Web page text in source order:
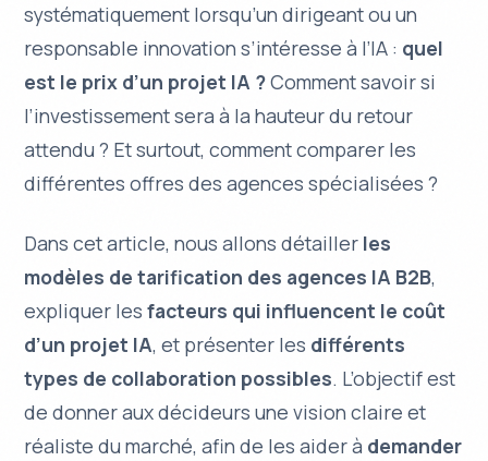
systématiquement lorsqu’un dirigeant ou un
responsable innovation s’intéresse à l’IA : quel
est le prix d’un projet IA ?Comment savoir si
l’investissement sera à la hauteur du retour
attendu ? Et surtout, comment comparer les
différentes offres des agences spécialisées ?
Dans cet article, nous allons détailler les
modèles de tarification des agences IA B2B,
expliquer lesfacteurs qui influencent le coût
d’un projet IA, et présenter les différents
types de collaboration possibles. L’objectif est
de donner aux décideurs une vision claire et
réaliste du marché, afin de les aider à demander